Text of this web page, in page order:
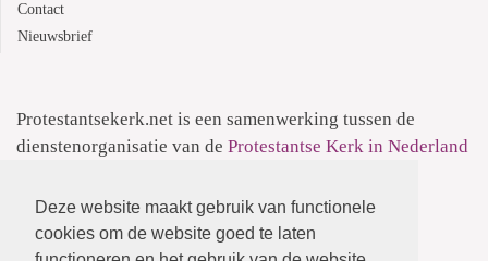
Deze website maakt gebruik van functionele
cookies om de website goed te laten
Contact
Nieuwsbrief
Protestantsekerk.net is een samenwerking tussen de
dienstenorganisatie van de Protestantse Kerk in Nederland
Informatie over dePrivacyverklaring